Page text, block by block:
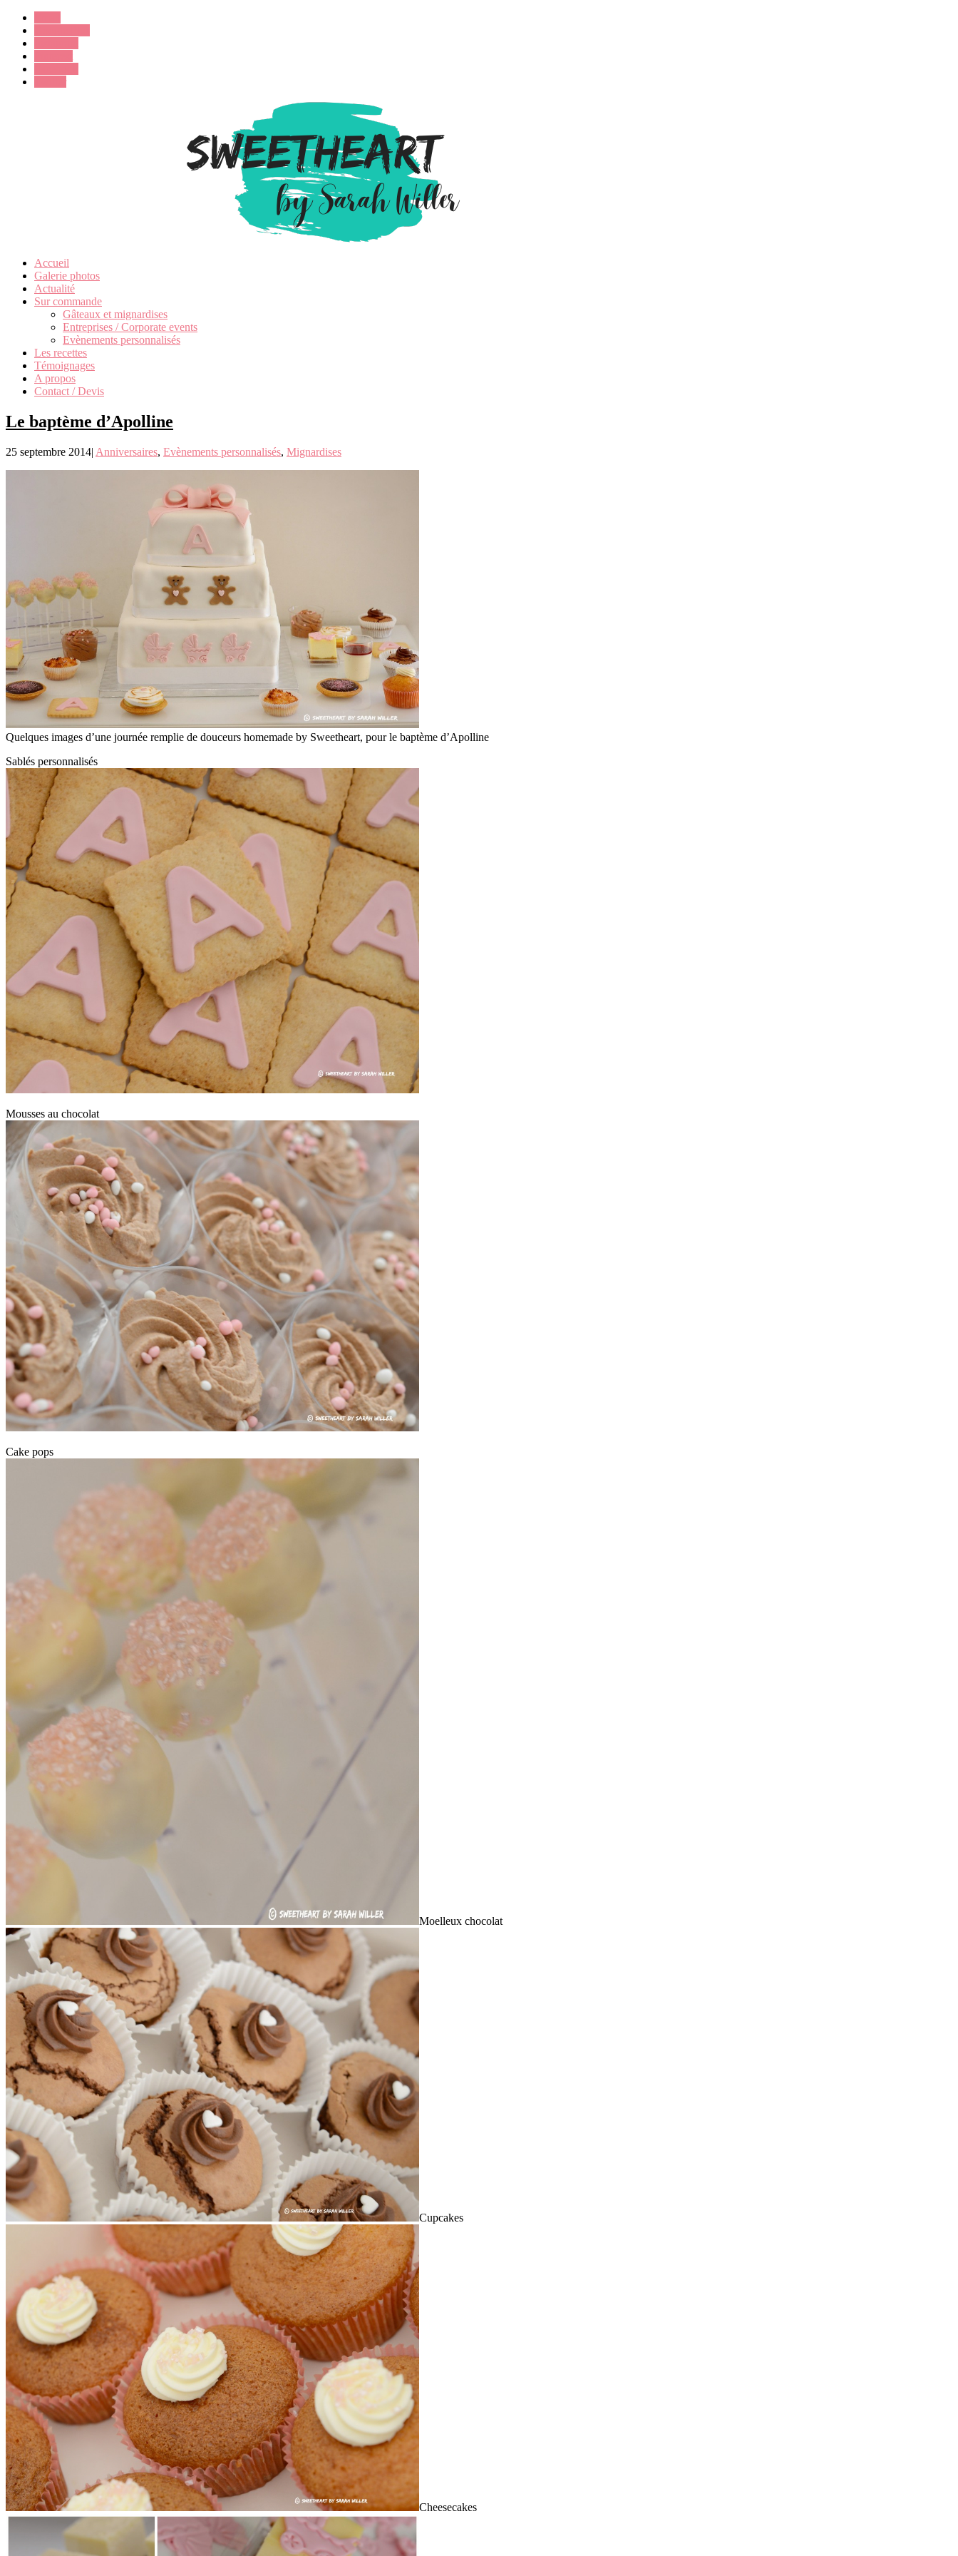
Accueil
Galerie photos
Actualité
Sur commande
Gâteaux et mignardises
Entreprises / Corporate events
Evènements personnalisés
Les recettes
Témoignages
A propos
Contact / Devis
Le baptème d’Apolline
25 septembre 2014| Anniversaires, Evènements personnalisés, Mignardises
Quelques images d’une journée remplie de douceurs homemade by Sweetheart, pour le baptème d’Apolline
Sablés personnalisés
Mousses au chocolat
Cake pops
Moelleux chocolat
Cupcakes
Cheesecakes